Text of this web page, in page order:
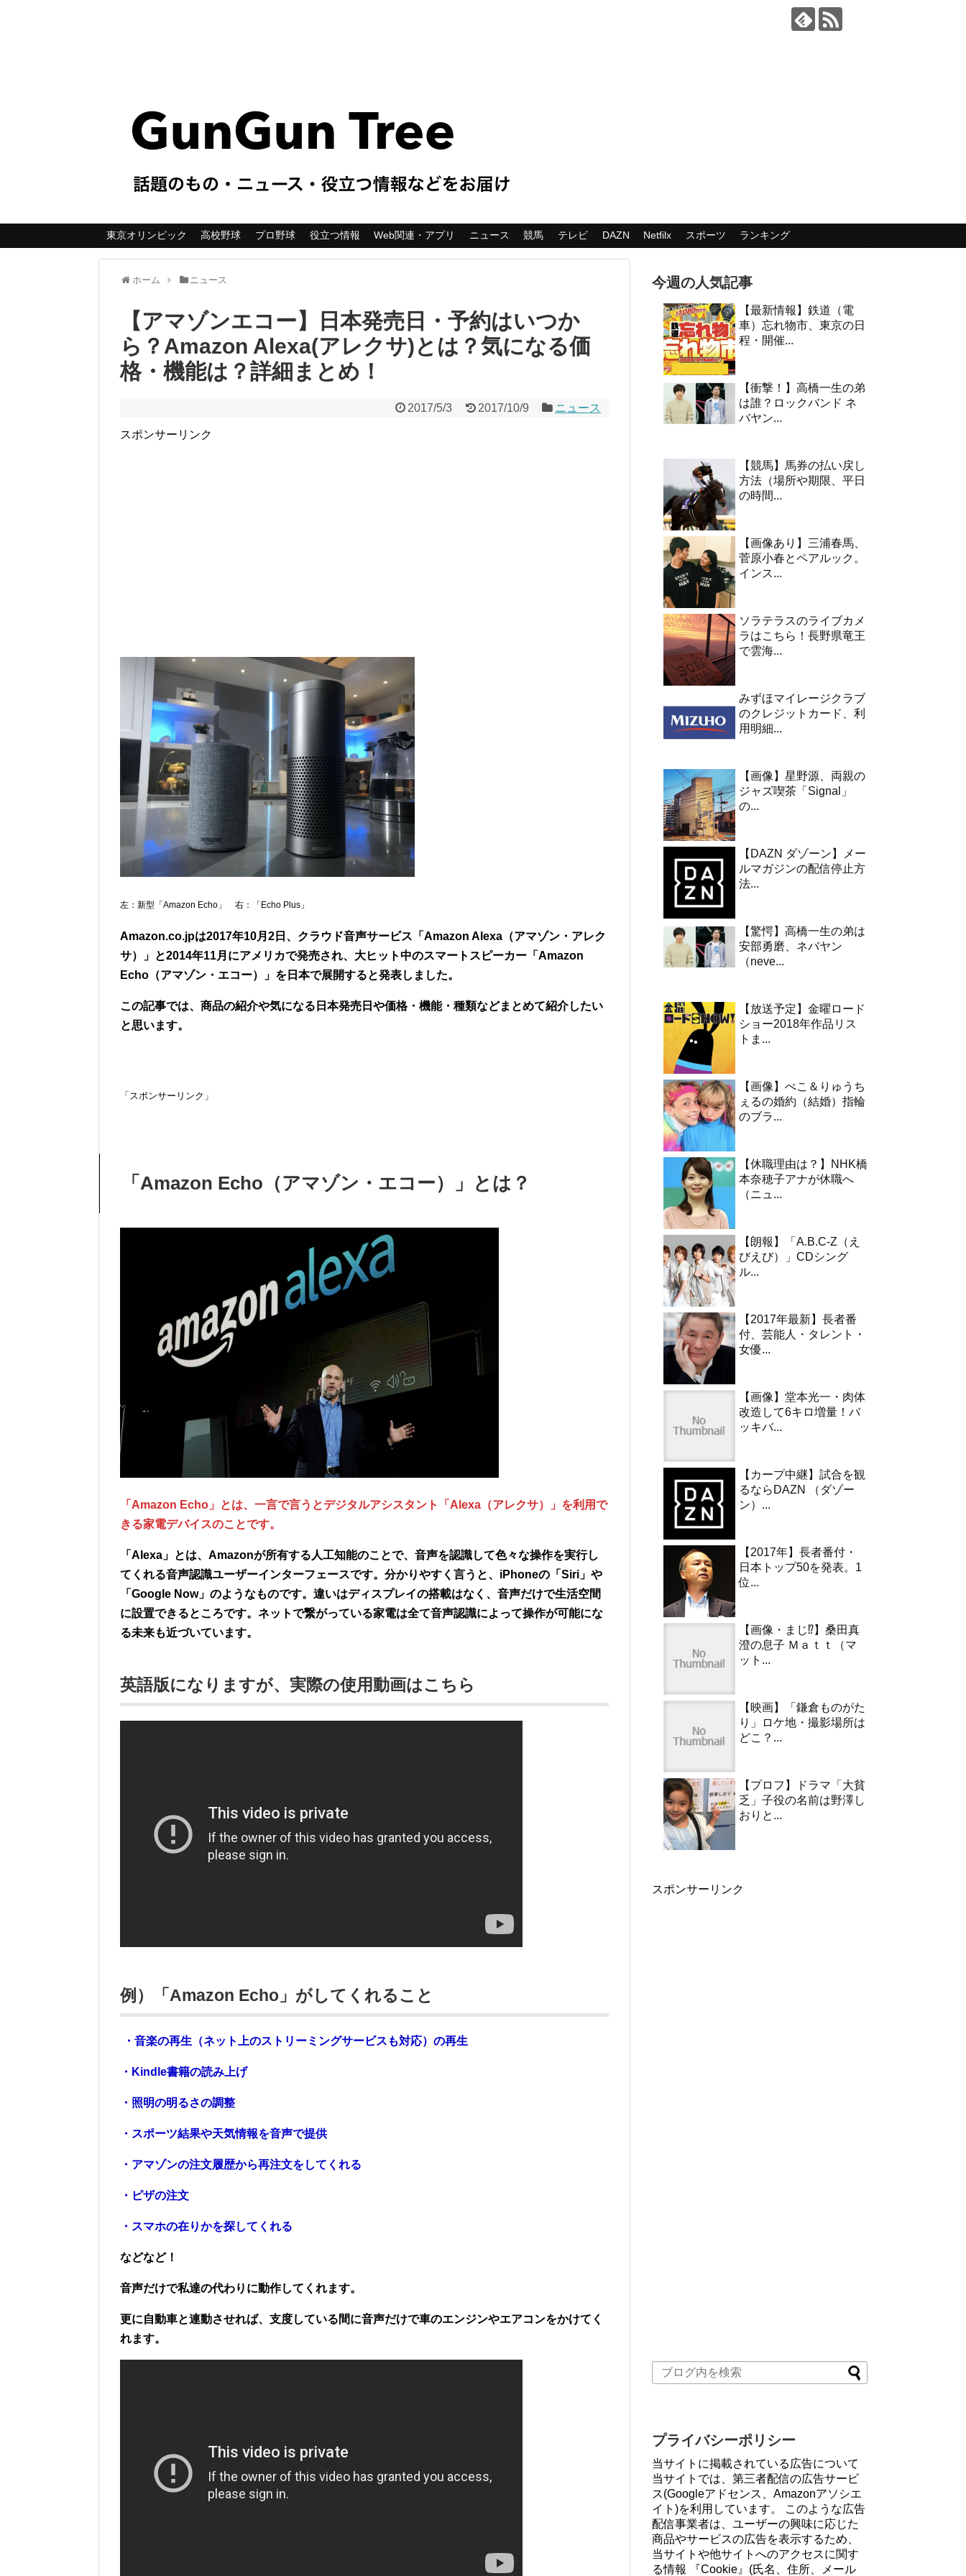
東京オリンピック 高校野球 プロ野球 役立つ情報 Web関連・アプリ ニュース 競馬 テレビ DAZN Netfilx スポーツ ランキング
ホーム ニュース
【アマゾンエコー】日本発売日・予約はいつか
ら？Amazon Alexa(アレクサ)とは？気になる価
格・機能は？詳細まとめ！
2017/5/3 2017/10/9 ニュース
スポンサーリンク
左：新型「Amazon Echo」 右：「Echo Plus」
Amazon.co.jpは2017年10月2日、クラウド音声サービス「Amazon Alexa（アマゾン・アレク
サ）」と2014年11月にアメリカで発売され、大ヒット中のスマートスピーカー「Amazon
Echo（アマゾン・エコー）」を日本で展開すると発表しました。
この記事では、商品の紹介や気になる日本発売日や価格・機能・種類などまとめて紹介したい
と思います。
「スポンサーリンク」
「Amazon Echo（アマゾン・エコー）」とは？
「Amazon Echo」とは、一言で言うとデジタルアシスタント「Alexa（アレクサ）」を利用で
きる家電デバイスのことです。
「Alexa」とは、Amazonが所有する人工知能のことで、音声を認識して色々な操作を実行し
てくれる音声認識ユーザーインターフェースです。分かりやすく言うと、iPhoneの「Siri」や
「Google Now」のようなものです。違いはディスプレイの搭載はなく、 音声だけで生活空間
に設置できるところです。ネットで繋がっている家電は全て音声認識によって操作が可能にな
る未来も近づいています。
英語版になりますが、実際の使用動画はこちら
例）「Amazon Echo」がしてくれること
・音楽の再生（ネット上のストリーミングサービスも対応）の再生
・Kindle書籍の読み上げ
・照明の明るさの調整
・スポーツ結果や天気情報を音声で提供
・アマゾンの注文履歴から再注文をしてくれる
・ピザの注文
・スマホの在りかを探してくれる
などなど！
音声だけで私達の代わりに動作してくれます。
更に自動車と連動させれば、支度している間に音声だけで車のエンジンやエアコンをかけてく
れます。
今週の人気記事
【最新情報】鉄道（電
車）忘れ物市、東京の日
程・開催...
【衝撃！】高橋一生の弟
は誰？ロックバンド ネ
バヤン...
【競馬】馬券の払い戻し
方法（場所や期限、平日
の時間...
【画像あり】三浦春馬、
菅原小春とペアルック。
インス...
ソラテラスのライブカメ
ラはこちら！長野県竜王
で雲海...
みずほマイレージクラブ
のクレジットカード、利
用明細...
【画像】星野源、両親の
ジャズ喫茶「Signal」
の...
【DAZN ダゾーン】メー
ルマガジンの配信停止方
法...
【驚愕】高橋一生の弟は
安部勇磨、ネバヤン
（neve...
【放送予定】金曜ロード
ショー2018年作品リス
トま...
【画像】ぺこ＆りゅうち
ぇるの婚約（結婚）指輪
のブラ...
【休職理由は？】NHK橋
本奈穂子アナが休職へ
（ニュ...
【朗報】「A.B.C-Z（え
びえび）」CDシング
ル...
【2017年最新】長者番
付、芸能人・タレント・
女優...
【画像】堂本光一・肉体
改造して6キロ増量！バ
ッキバ...
【カープ中継】試合を観
るならDAZN （ダゾー
ン）...
【2017年】長者番付・
日本トップ50を発表。1
位...
【画像・まじ⁉︎】桑田真
澄の息子 Ｍａｔｔ（マ
ット...
【映画】「鎌倉ものがた
り」ロケ地・撮影場所は
どこ？...
【プロフ】ドラマ「大貧
乏」子役の名前は野澤し
おりと...
スポンサーリンク
プライバシーポリシー
当サイトに掲載されている広告について
当サイトでは、第三者配信の広告サービ
ス(Googleアドセンス、Amazonアソシエ
イト)を利用しています。 このような広告
配信事業者は、ユーザーの興味に応じた
商品やサービスの広告を表示するため、
当サイトや他サイトへのアクセスに関す
る情報 『Cookie』(氏名、住所、メール